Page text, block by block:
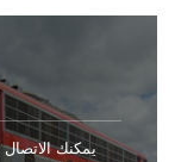
يمكنك